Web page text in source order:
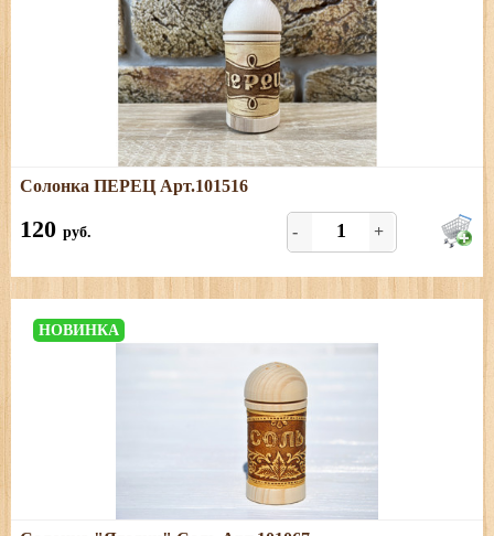
Подробнее
Размеры: высота - 9 см, диаметр - 4 см. Только ПЕРЕЦ.
Солонка ПЕРЕЦ Арт.101516
120 руб. - +
НОВИНКА
Подробнее